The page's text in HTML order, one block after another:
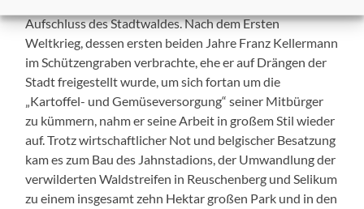
Aufschluss des Stadtwaldes. Nach dem Ersten
Weltkrieg, dessen ersten beiden Jahre Franz Kellermann
im Schützengraben verbrachte, ehe er auf Drängen der
Stadt freigestellt wurde, um sich fortan um die
„Kartoffel- und Gemüseversorgung“ seiner Mitbürger
zu kümmern, nahm er seine Arbeit in großem Stil wieder
auf. Trotz wirtschaftlicher Not und belgischer Besatzung
kam es zum Bau des Jahnstadions, der Umwandlung der
verwilderten Waldstreifen in Reuschenberg und Selikum
zu einem insgesamt zehn Hektar großen Park und in den